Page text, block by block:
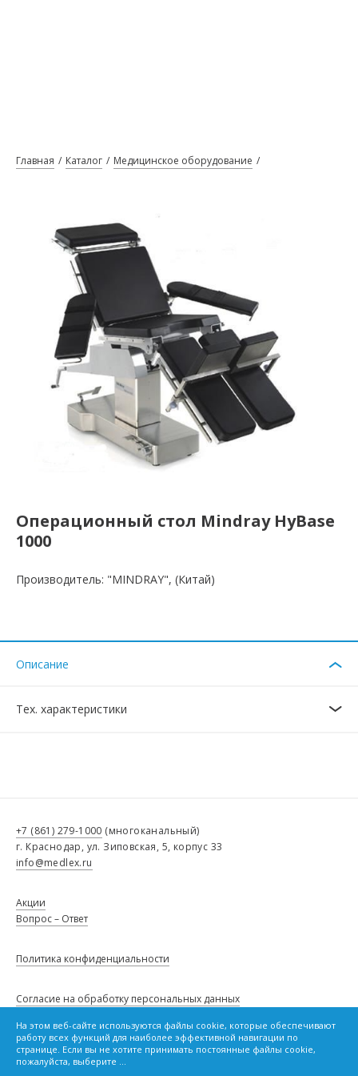
Главная Каталог Медицинское оборудование
Операционный стол Mindray HyBase
1000
Производитель: "MINDRAY", (Китай)
Описание
Тех. характеристики
На этом веб-сайте используются файлы cookie, которые обеспечивают
работу всех функций для наиболее эффективной навигации по
странице. Если вы не хотите принимать постоянные файлы cookie,
пожалуйста, выберите ...
Сведения о товарах, опубликованные в настоящем каталоге, не
являются публичной офертой и не влекут за собой обязанности,
предусмотренной статьей 437 Гражданского кодекса Российской
Федерации.
+7 (861) 279-1000 (многоканальный)
г. Краснодар, ул. Зиповская, 5, корпус 33
info@medlex.ru
Акции
Вопрос – Ответ
Политика конфиденциальности
Согласие на обработку персональных данных
Политику в отношении файлов cookie